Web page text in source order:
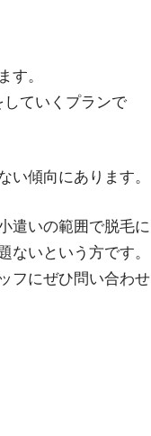
す。
ていくプランで
い傾向にあります。
遣いの範囲で脱毛に
ないという方です。
フにぜひ問い合わせ